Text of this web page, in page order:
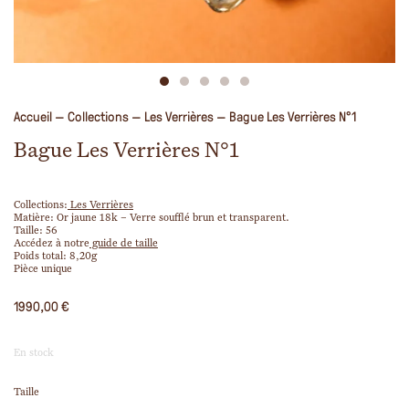
Accueil—Collections— Les Verrières— Bague Les Verrières N°1
Bague Les Verrières N°1
Collections: Les Verrières
Matière: Or jaune 18k – Verre soufflé brun et transparent.
Taille: 56
Accédez à notre guide de taille
Poids total: 8,20g
Pièce unique
1990,00€
En stock
Taille